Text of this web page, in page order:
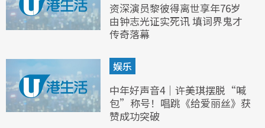
资深演员黎彼得离世享年76岁
由钟志光证实死讯 填词界鬼才
传奇落幕
娱乐
中年好声音4｜许美琪摆脱“喊
包”称号！唱跳《给爱丽丝》获
赞成功突破